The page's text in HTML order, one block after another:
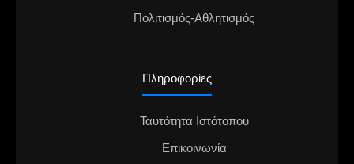
Πολιτισμός-Αθλητισμός
Πληροφορίες
Ταυτότητα Ιστότοπου
Επικοινωνία